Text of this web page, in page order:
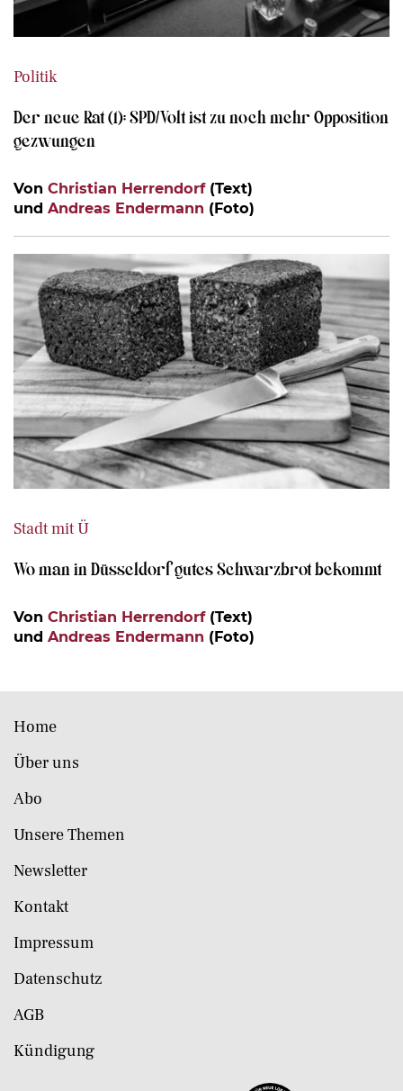
Politik
Der neue Rat (1): SPD/Volt ist zu noch mehr Opposition
gezwungen
Von Christian Herrendorf(Text)
und Andreas Endermann (Foto)
Stadt mit Ü
Wo man in Düsseldorf gutes Schwarzbrot bekommt
Von Christian Herrendorf(Text)
und Andreas Endermann (Foto)
Home
Über uns
Abo
Unsere Themen
Newsletter
Kontakt
Impressum
Datenschutz
AGB
Kündigung